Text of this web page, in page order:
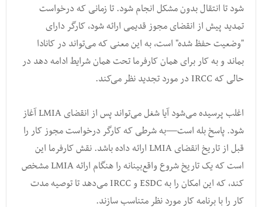
شود تا انتقال بدون مشکل انجام شود. تا زمانی که درخواست
تمدید پیش از انقضای مجوز قدیمی ارائه شود، کارگر دارای
"وضعیت حفظ شده" است، به این معنی که می‌تواند در کانادا
بماند و به کار برای همان کارفرما تحت همان شرایط ادامه دهد در
حالی که IRCC در مورد تجدید نظر می‌کند.
اغلب پرسیده می‌شود آیا شغل می‌تواند پس از انقضای LMIA آغاز
شود. پاسخ بله است—به شرطی که کارگر درخواست مجوز کار را
قبل از تاریخ انقضای LMIA ارائه داده باشد. نقش کارفرما این
است که یک تاریخ شروع واقع‌بینانه را هنگام ارائه LMIA مشخص
کند، که این امکان را به ESDC و IRCC می‌دهد تا توصیه مدت
کار را با برنامه کار مورد نظر متناسب سازند.